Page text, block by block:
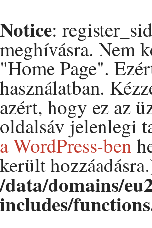
Notice:
meghívásra. Nem
"Home Page".
használatban.
azért, hogy ez az
oldalsáv jelenlegi
a WordPress-ben
került
/data/domains/
includes/